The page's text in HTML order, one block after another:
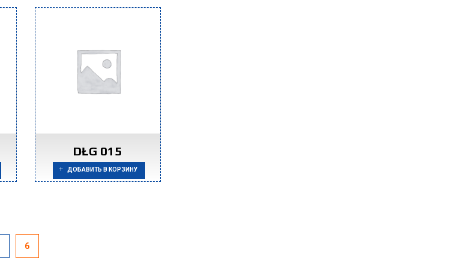
DŁG 015
ДОБАВИТЬ В КОРЗИНУ
6